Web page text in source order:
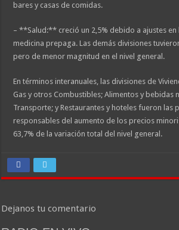
bares y casas de comidas.
– **Salud:** creció un 2,5% debido a ajustes en
medicina prepaga. Las demás divisiones
pero de menor magnitud en el nivel general.
En términos interanuales, las divisiones de
Gas y otros Combustibles; Alimentos y bebidas
Transporte; y Restaurantes y hoteles fueron las
responsables del aumento de los precios
63,7% de la variación total del nivel general.
Dejanos tu comentario